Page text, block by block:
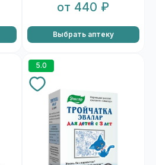
от 440 ₽
Выбрать аптеку
5.0